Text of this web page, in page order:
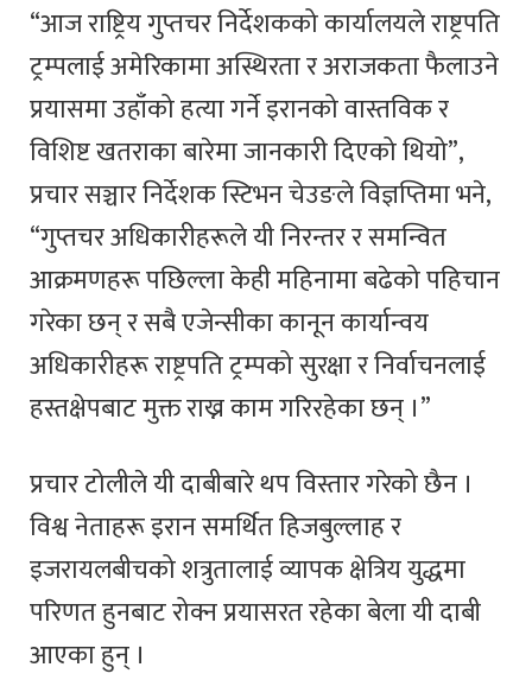
“आज राष्ट्रिय गुप्तचर निर्देशकको कार्यालयले राष्ट्रपति
ट्रम्पलाई अमेरिकामा अस्थिरता र अराजकता फैलाउने
प्रयासमा उहाँको हत्या गर्ने इरानको वास्तविक र
विशिष्ट खतराका बारेमा जानकारी दिएको थियो”,
प्रचार सञ्चार निर्देशक स्टिभन चेउङले विज्ञप्तिमा भने,
“गुप्तचर अधिकारीहरूले यी निरन्तर र समन्वित
आक्रमणहरू पछिल्ला केही महिनामा बढेको पहिचान
गरेका छन् र सबै एजेन्सीका कानून कार्यान्वय
अधिकारीहरू राष्ट्रपति ट्रम्पको सुरक्षा र निर्वाचनलाई
हस्तक्षेपबाट मुक्त राख्न काम गरिरहेका छन् ।”
प्रचार टोलीले यी दाबीबारे थप विस्तार गरेको छैन ।
विश्व नेताहरू इरान समर्थित हिजबुल्लाह र
इजरायलबीचको शत्रुतालाई व्यापक क्षेत्रिय युद्धमा
परिणत हुनबाट रोक्न प्रयासरत रहेका बेला यी दाबी
आएका हुन् ।